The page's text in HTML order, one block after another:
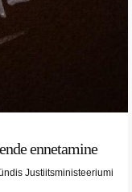
ennetamine
Justiitsministeeriumi